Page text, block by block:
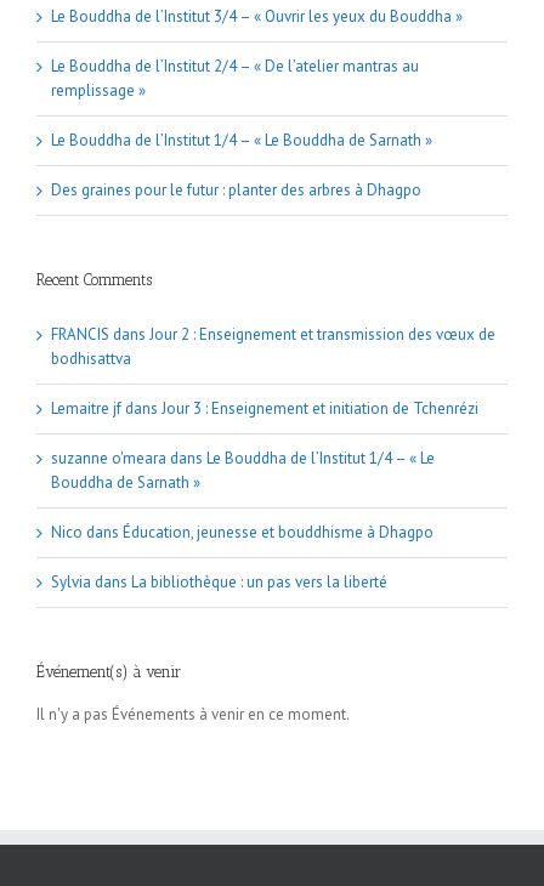
Le Bouddha de l’Institut 3/4 – « Ouvrir les yeux du Bouddha »
Le Bouddha de l’Institut 2/4 – « De l’atelier mantras au
remplissage »
Le Bouddha de l’Institut 1/4 – « Le Bouddha de Sarnath »
Des graines pour le futur : planter des arbres à Dhagpo
Recent Comments
FRANCIS dans Jour 2 : Enseignement et transmission des vœux de
bodhisattva
Lemaitre jf dans Jour 3 : Enseignement et initiation de Tchenrézi
suzanne o'meara dans Le Bouddha de l’Institut 1/4 – « Le
Bouddha de Sarnath »
Nico dans Éducation, jeunesse et bouddhisme à Dhagpo
Sylvia dans La bibliothèque : un pas vers la liberté
Événement(s) à venir
Il n'y a pas Événements à venir en ce moment.